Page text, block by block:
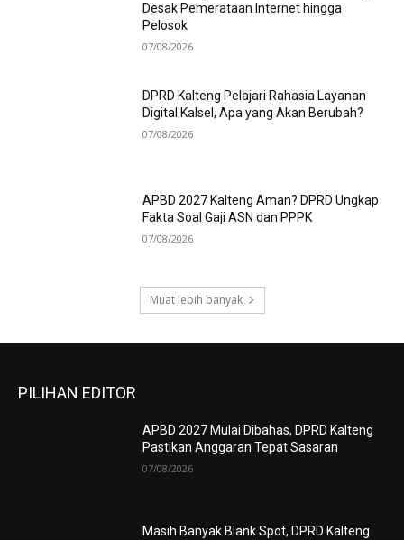
Desak Pemerataan Internet hingga
Pelosok
07/08/2026
DPRD Kalteng Pelajari Rahasia Layanan
Digital Kalsel, Apa yang Akan Berubah?
07/08/2026
APBD 2027 Kalteng Aman? DPRD Ungkap
Fakta Soal Gaji ASN dan PPPK
07/08/2026
Muat lebih banyak
PILIHAN EDITOR
APBD 2027 Mulai Dibahas, DPRD Kalteng
Pastikan Anggaran Tepat Sasaran
07/08/2026
Masih Banyak Blank Spot, DPRD Kalteng